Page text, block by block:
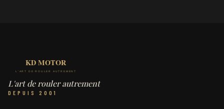
L'art de rouler autrement
DEPUIS 2001